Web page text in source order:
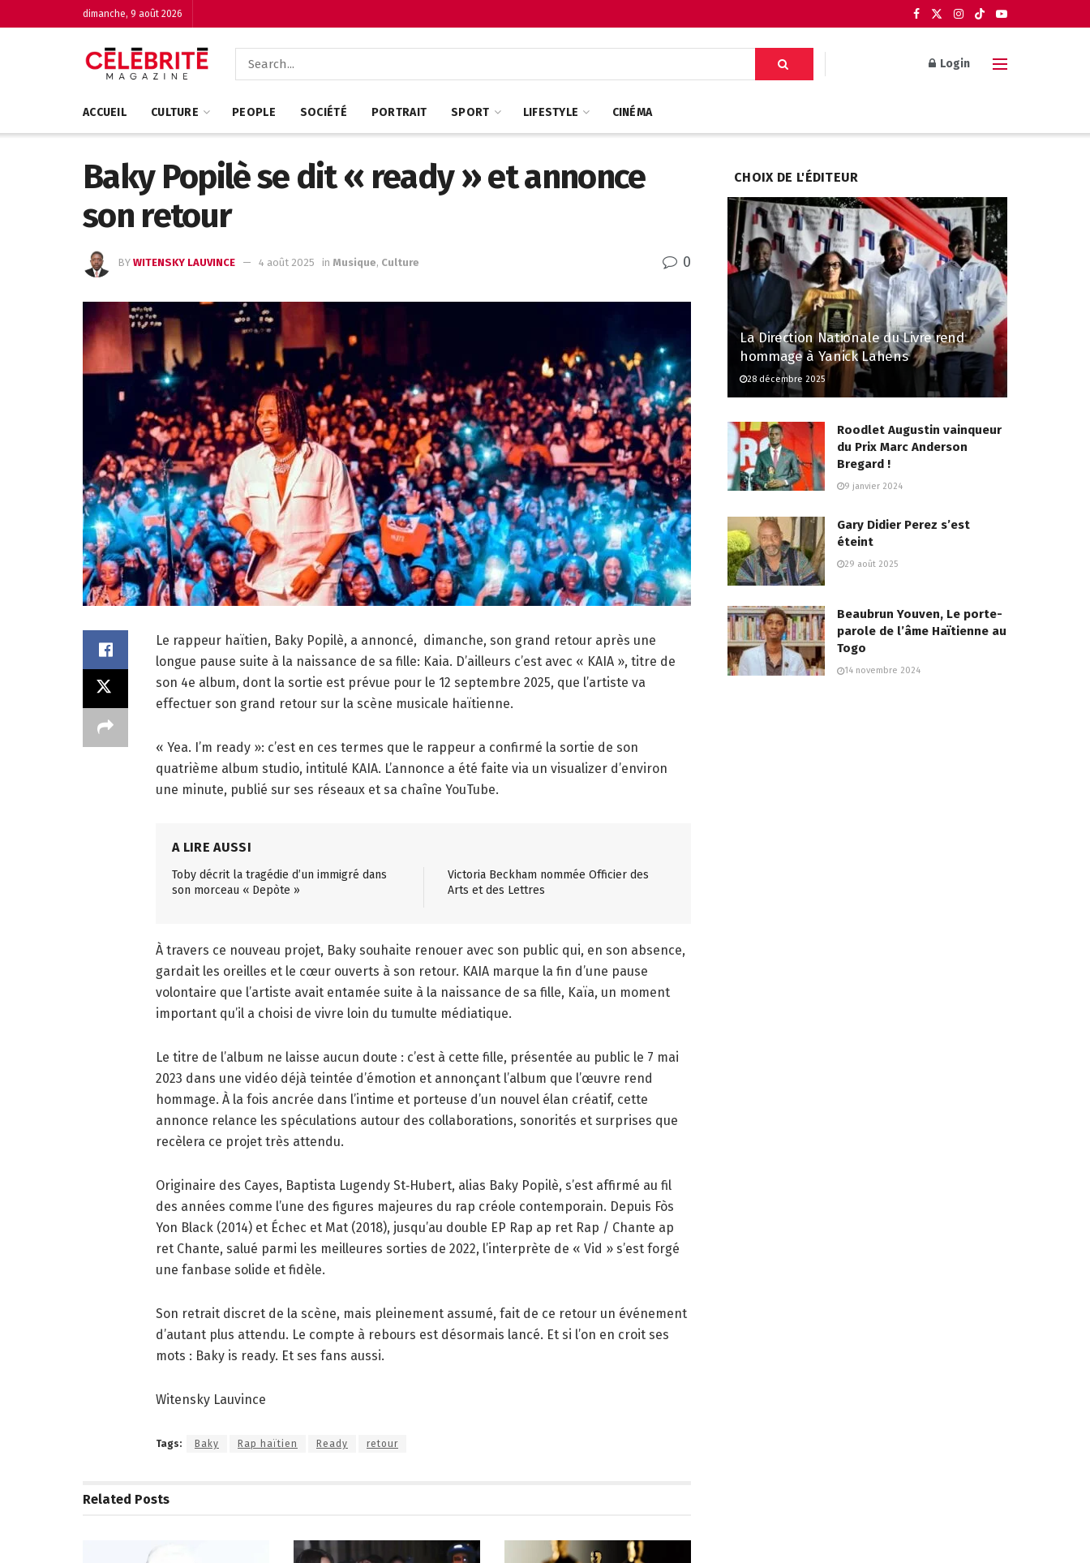
dimanche, 9 août 2026
Login
ACCUEIL CULTURE PEOPLE SOCIÉTÉ PORTRAIT SPORT LIFESTYLE CINÉMA
Baky Popilè se dit « ready » et annonce
son retour
BY WITENSKY LAUVINCE 4 août 2025 in Musique, Culture 0
Le rappeur haïtien, Baky Popilè, a annoncé, dimanche, son grand retour après une
longue pause suite à la naissance de sa fille: Kaia. D’ailleurs c’est avec « KAIA », titre de
son 4e album, dont la sortie est prévue pour le 12 septembre 2025, que l’artiste va
effectuer son grand retour sur la scène musicale haïtienne.
« Yea. I’m ready »: c’est en ces termes que le rappeur a confirmé la sortie de son
quatrième album studio, intitulé KAIA. L’annonce a été faite via un visualizer d’environ
une minute, publié sur ses réseaux et sa chaîne YouTube.
A LIRE AUSSI
Toby décrit la tragédie d’un immigré dans
son morceau « Depòte »
Victoria Beckham nommée Officier des
Arts et des Lettres
À travers ce nouveau projet, Baky souhaite renouer avec son public qui, en son absence,
gardait les oreilles et le cœur ouverts à son retour. KAIA marque la fin d’une pause
volontaire que l’artiste avait entamée suite à la naissance de sa fille, Kaïa, un moment
important qu’il a choisi de vivre loin du tumulte médiatique.
Le titre de l’album ne laisse aucun doute : c’est à cette fille, présentée au public le 7 mai
2023 dans une vidéo déjà teintée d’émotion et annonçant l’album que l’œuvre rend
hommage. À la fois ancrée dans l’intime et porteuse d’un nouvel élan créatif, cette
annonce relance les spéculations autour des collaborations, sonorités et surprises que
recèlera ce projet très attendu.
Originaire des Cayes, Baptista Lugendy St‑Hubert, alias Baky Popilè, s’est affirmé au fil
des années comme l’une des figures majeures du rap créole contemporain. Depuis Fòs
Yon Black (2014) et Échec et Mat (2018), jusqu’au double EP Rap ap ret Rap / Chante ap
ret Chante, salué parmi les meilleures sorties de 2022, l’interprète de « Vid » s’est forgé
une fanbase solide et fidèle.
Son retrait discret de la scène, mais pleinement assumé, fait de ce retour un événement
d’autant plus attendu. Le compte à rebours est désormais lancé. Et si l’on en croit ses
mots : Baky is ready. Et ses fans aussi.
Witensky Lauvince
Tags: Baky Rap haïtien Ready retour
Related Posts
CHOIX DE L'ÉDITEUR
La Direction Nationale du Livre rend
hommage à Yanick Lahens
28 décembre 2025
Roodlet Augustin vainqueur
du Prix Marc Anderson
Bregard !
9 janvier 2024
Gary Didier Perez s’est
éteint
29 août 2025
Beaubrun Youven, Le porte-
parole de l’âme Haïtienne au
Togo
14 novembre 2024